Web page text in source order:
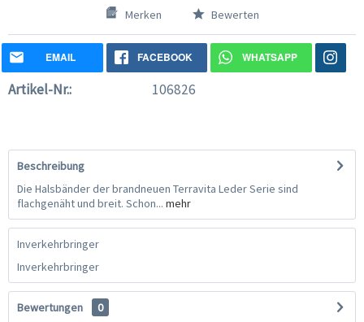
Merken Bewerten
EMAIL FACEBOOK WHATSAPP
Artikel-Nr.: 106826
Beschreibung
Die Halsbänder der brandneuen Terravita Leder Serie sind
flachgenäht und breit. Schon... mehr
Inverkehrbringer
Inverkehrbringer
Bewertungen
0